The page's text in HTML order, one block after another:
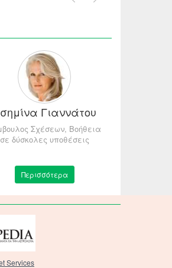
Γιαννάτου
Σχέσεων, Bοήθεια
σε δύσκολες υποθέσεις
Περισσότερα
Services